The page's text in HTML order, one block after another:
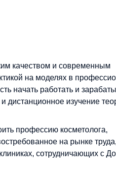
качеством и современным
на моделях в
начать работать и
дистанционное изучение
профессию косметолога,
на рынке
сотрудничающих с